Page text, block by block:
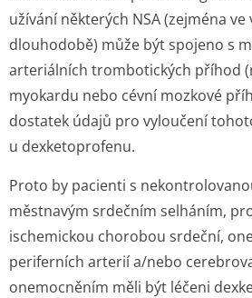
užívání některých NSA (zejména ve
dlouhodobě) může být spojeno s
arteriálních trombotických příhod
myokardu nebo cévní mozkové
dostatek údajů pro vyloučení
u dexketoprofenu.
Proto by pacienti s
městnavým srdečním selháním,
ischemickou chorobou srdeční,
periferních arterií a/nebo
onemocněním měli být léčeni